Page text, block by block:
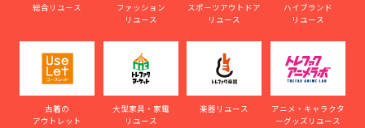
総合リユース
ファッション
リユース
スポーツアウトドア
リユース
ハイブランド
リユース
古着の
アウトレット
大型家具・家電
リユース
楽器リユース
アニメ・キャラクタ
ーグッズリユース